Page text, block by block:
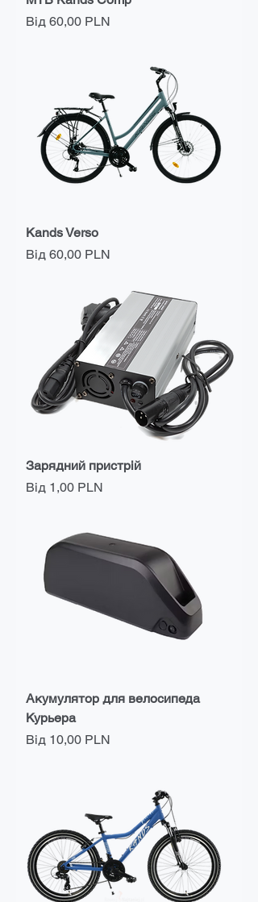
Від 60,00 PLN
За розпродажем
Kands Verso
Від 60,00 PLN
За розпродажем
Зарядний пристрій
Від 1,00 PLN
За розпродажем
Акумулятор для велосипеда
Курьера
Від 10,00 PLN
За розпродажем